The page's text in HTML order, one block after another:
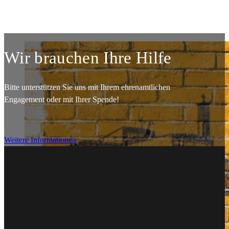
Wir brauchen Ihre Hilfe
Bitte unterstützen Sie uns mit Ihrem ehrenamtlichen
Engagement oder mit Ihrer Spende!
Weitere Informationen